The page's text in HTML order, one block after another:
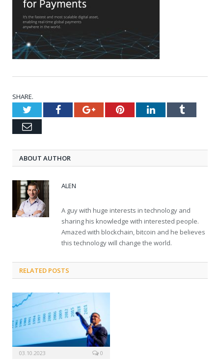
SHARE.
TwitterFacebookGoogle+PinterestLinkedInTumblr
Email
ABOUT AUTHOR
ALEN
A guy with huge interests in technology and
sharing his knowledge with interested people.
Amazed with blockchain, bitcoin and he believes
this technology will change the world.
RELATED POSTS
03.10.2023 0